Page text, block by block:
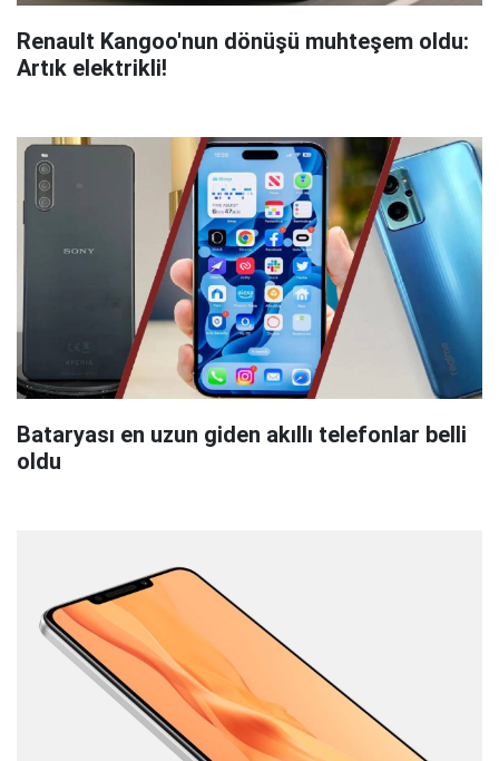
Renault Kangoo'nun dönüşü muhteşem oldu:
Artık elektrikli!
Bataryası en uzun giden akıllı telefonlar belli
oldu